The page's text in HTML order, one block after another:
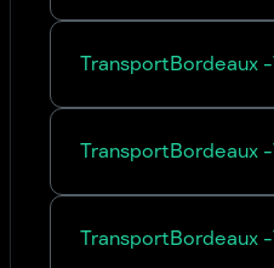
TransportBordeaux -
TransportBordeaux -
TransportBordeaux -